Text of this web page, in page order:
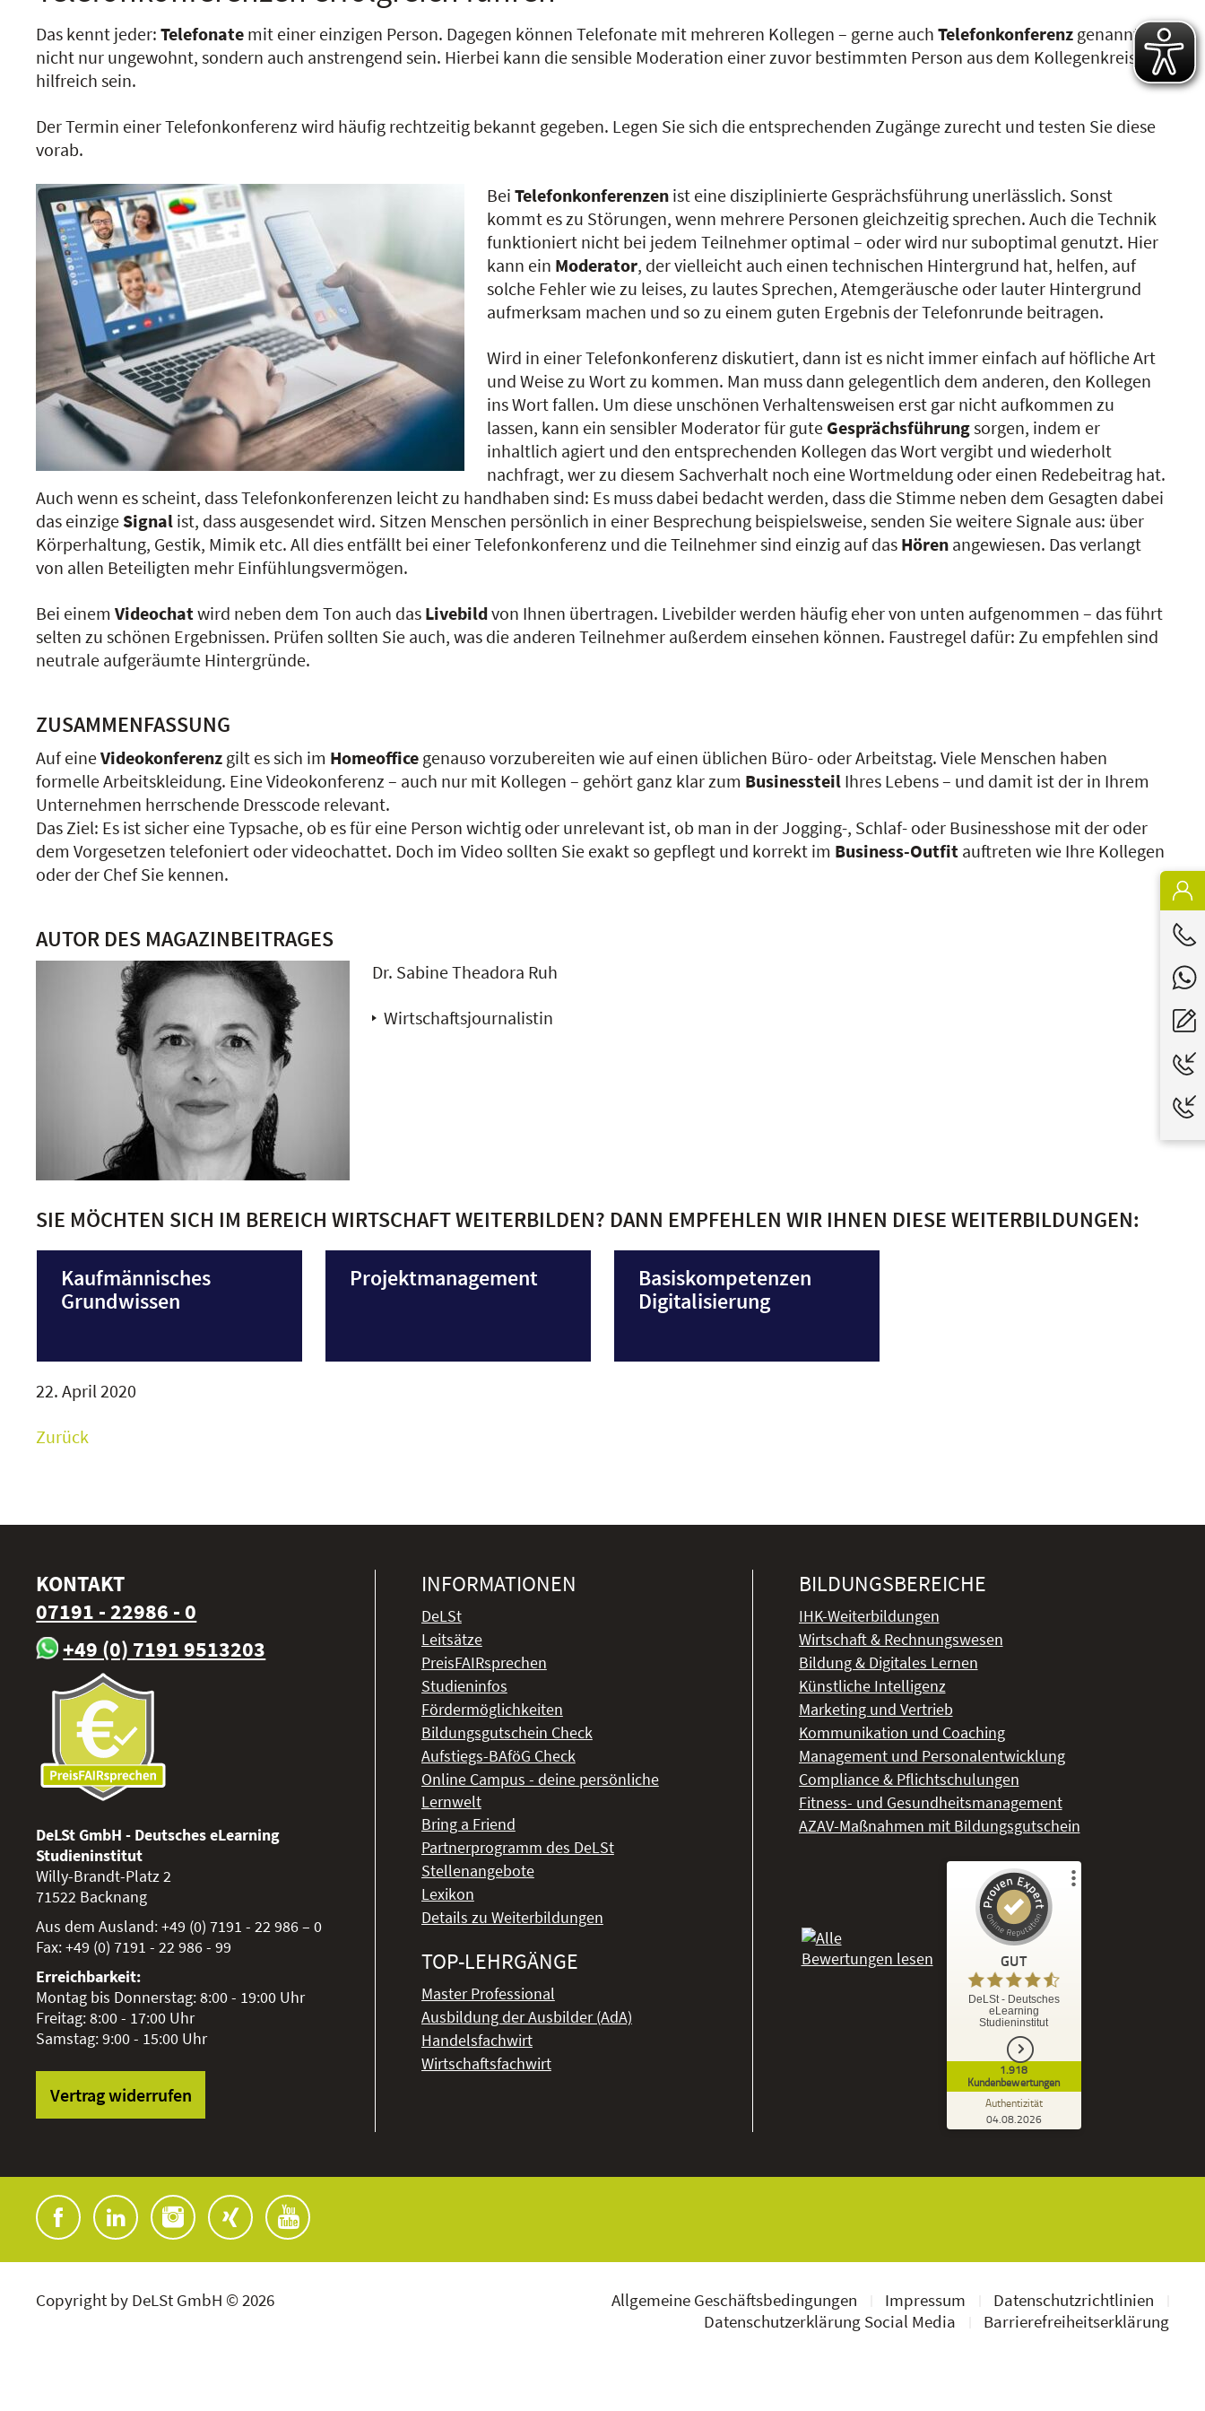
Das kennt jeder:Telefonate mit einer einzigen Person. Dagegen können Telefonate mit mehreren Kollegen – gerne auchTelefonkonferenz genannt -
nicht nur ungewohnt, sondern auch anstrengend sein. Hierbei kann die sensible Moderation einer zuvor bestimmten Person aus dem Kollegenkreis
hilfreich sein.
Der Termin einer Telefonkonferenz wird häufig rechtzeitig bekannt gegeben. Legen Sie sich die entsprechenden Zugänge zurecht und testen Sie diese
vorab.
BeiTelefonkonferenzen ist eine disziplinierte Gesprächsführung unerlässlich. Sonst
kommt es zu Störungen, wenn mehrere Personen gleichzeitig sprechen. Auch die Technik
funktioniert nicht bei jedem Teilnehmer optimal – oder wird nur suboptimal genutzt. Hier
kann ein Moderator, der vielleicht auch einen technischen Hintergrund hat, helfen, auf
solche Fehler wie zu leises, zu lautes Sprechen, Atemgeräusche oder lauter Hintergrund
aufmerksam machen und so zu einem guten Ergebnis der Telefonrunde beitragen.
Wird in einer Telefonkonferenz diskutiert, dann ist es nicht immer einfach auf höfliche Art
und Weise zu Wort zu kommen. Man muss dann gelegentlich dem anderen, den Kollegen
ins Wort fallen. Um diese unschönen Verhaltensweisen erst gar nicht aufkommen zu
lassen, kann ein sensibler Moderator für gute Gesprächsführungsorgen, indem er
inhaltlich agiert und den entsprechenden Kollegen das Wort vergibt und wiederholt
nachfragt, wer zu diesem Sachverhalt noch eine Wortmeldung oder einen Redebeitrag hat.
Auch wenn es scheint, dass Telefonkonferenzen leicht zu handhaben sind: Es muss dabei bedacht werden, dass die Stimme neben dem Gesagten dabei
das einzige Signal ist, dass ausgesendet wird. Sitzen Menschen persönlich in einer Besprechung beispielsweise, senden Sie weitere Signale aus: über
Körperhaltung, Gestik, Mimik etc. All dies entfällt bei einer Telefonkonferenz und die Teilnehmer sind einzig auf das Hören angewiesen. Das verlangt
von allen Beteiligten mehr Einfühlungsvermögen.
Bei einemVideochatwird neben dem Ton auch das Livebildvon Ihnen übertragen. Livebilder werden häufig eher von unten aufgenommen – das führt
selten zu schönen Ergebnissen. Prüfen sollten Sie auch, was die anderen Teilnehmer außerdem einsehen können. Faustregel dafür: Zu empfehlen sind
neutrale aufgeräumte Hintergründe.
ZUSAMMENFASSUNG
Auf eineVideokonferenz gilt es sich im Homeoffice genauso vorzubereiten wie auf einen üblichen Büro- oder Arbeitstag. Viele Menschen haben
formelle Arbeitskleidung. Eine Videokonferenz – auch nur mit Kollegen – gehört ganz klar zum Businessteil Ihres Lebens – und damit ist der in Ihrem
Unternehmen herrschende Dresscode relevant.
Das Ziel: Es ist sicher eine Typsache, ob es für eine Person wichtig oder unrelevant ist, ob man in der Jogging-, Schlaf- oder Businesshose mit der oder
dem Vorgesetzen telefoniert oder videochattet. Doch im Video sollten Sie exakt so gepflegt und korrekt im Business-Outfit auftreten wie Ihre Kollegen
oder der Chef Sie kennen.
AUTOR DES MAGAZINBEITRAGES
Dr. Sabine Theadora Ruh
Wirtschaftsjournalistin
SIE MÖCHTEN SICH IM BEREICH WIRTSCHAFT WEITERBILDEN? DANN EMPFEHLEN WIR IHNEN DIESE WEITERBILDUNGEN:
Kaufmännisches
Grundwissen
Projektmanagement
Basiskompetenzen
Digitalisierung
22. April 2020
Zurück
KONTAKT
07191 - 22986 - 0
+49 (0) 7191 9513203
DeLSt GmbH - Deutsches eLearning
Studieninstitut
Willy-Brandt-Platz 2
71522 Backnang
Aus dem Ausland:+49 (0) 7191 - 22 986 – 0
Fax:+49 (0) 7191 - 22 986 - 99
Erreichbarkeit:
Montag bis Donnerstag: 8:00 - 19:00 Uhr
Freitag: 8:00 - 17:00 Uhr
Samstag: 9:00 - 15:00 Uhr
Vertrag widerrufen
INFORMATIONEN
DeLSt
Leitsätze
PreisFAIRsprechen
Studieninfos
Fördermöglichkeiten
Bildungsgutschein Check
Aufstiegs-BAföG Check
Online Campus - deine persönliche
Lernwelt
Bring a Friend
Partnerprogramm des DeLSt
Stellenangebote
Lexikon
Details zu Weiterbildungen
TOP-LEHRGÄNGE
Master Professional
Ausbildung der Ausbilder (AdA)
Handelsfachwirt
Wirtschaftsfachwirt
BILDUNGSBEREICHE
IHK-Weiterbildungen
Wirtschaft & Rechnungswesen
Bildung & Digitales Lernen
Künstliche Intelligenz
Marketing und Vertrieb
Kommunikation und Coaching
Management und Personalentwicklung
Compliance & Pflichtschulungen
Fitness- und Gesundheitsmanagement
AZAV-Maßnahmen mit Bildungsgutschein
GUT
DeLSt - Deutsches
eLearning
Studieninstitut
1.918
Kundenbewertungen
Authentizität
04.08.2026
Kundenbewertungen und Erfahrungen zu
DeLSt - Deutsches eLearning Studieninstitut
ProvenExpert.com
ProvenExpert.com
1.827
Bewertungen von
Copyright by DeLSt GmbH © 2026 Allgemeine Geschäftsbedingungen Impressum
Datenschutzrichtlinien
Datenschutzerklärung Social Media
Barrierefreiheitserklärung